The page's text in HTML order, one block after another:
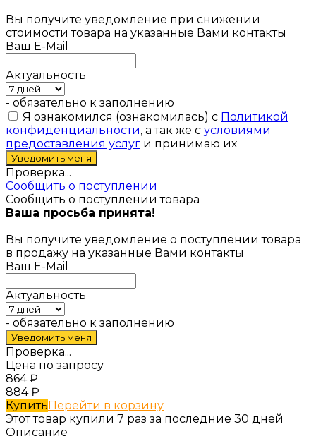
Вы получите уведомление при снижении
стоимости товара на указанные Вами контакты
Ваш E-Mail
Актуальность
- обязательно к заполнению
Я ознакомился (ознакомилась) с Политикой
конфиденциальности, а так же с условиями
предоставления услуг и принимаю их
Проверка...
Сообщить о поступлении
Сообщить о поступлении товара
Ваша просьба принята!
Вы получите уведомление о поступлении товара
в продажу на указанные Вами контакты
Ваш E-Mail
Актуальность
- обязательно к заполнению
Проверка...
Цена по запросу
864₽
884₽
КупитьПерейти в корзину
Этот товар купили 7 раз за последние 30 дней
Описание